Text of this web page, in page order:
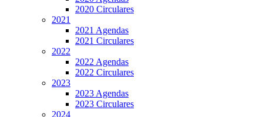
2020 Circulares
2021
2021 Agendas
2021 Circulares
2022
2022 Agendas
2022 Circulares
2023
2023 Agendas
2023 Circulares
2024